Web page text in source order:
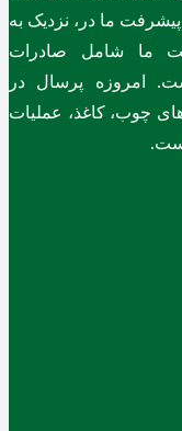
ما در، نزدیک به
ما شامل صادرات
امروزه پرسال در
چوب، کاغذ، عملیات